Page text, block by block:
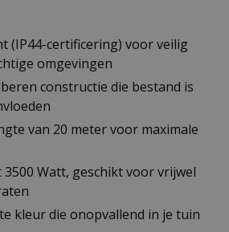
(IP44-certificering) voor veilig
omgevingen
constructie die bestand is
van 20 meter voor maximale
Watt, geschikt voor vrijwel
kleur die onopvallend in je tuin